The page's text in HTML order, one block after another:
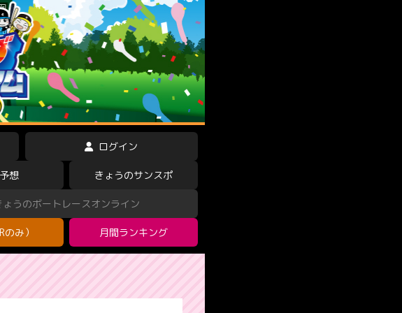
ログイン
想 きょうのサンスポ
ょうのボートレースオンライン
み） 月間ランキング